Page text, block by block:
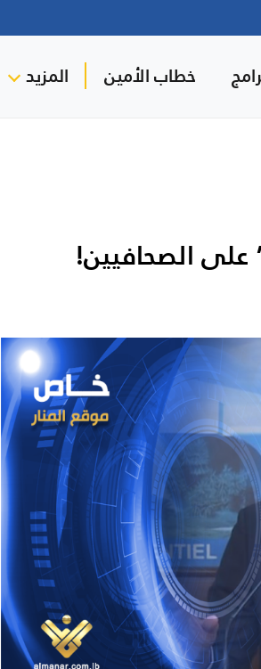
خطاب الأمين المزيد
الصحافيين!